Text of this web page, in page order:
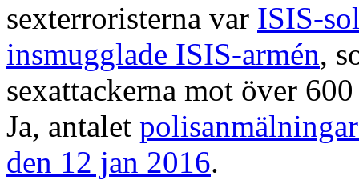
sexterroristerna var ISIS-
insmugglade ISIS-armén,
sexattackerna mot över
Ja, antalet
den 12 jan 2016.